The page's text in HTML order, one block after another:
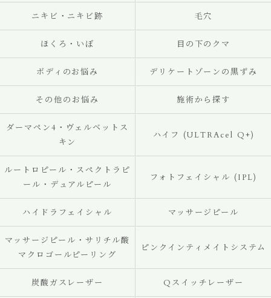
ニキビ・ニキビ跡 毛穴
ほくろ・いぼ 目の下のクマ
ボディのお悩み デリケートゾーンの黒ずみ
その他のお悩み 施術から探す
ダーマペン4・ヴェルベットス
キン
ハイフ (ULTRAcel Q+)
ルートロピール・スペクトラピ
ール・デュアルピール
フォトフェイシャル (IPL)
ハイドラフェイシャル マッサージピール
マッサージピール・サリチル酸
マクロゴールピーリング
ピンクインティメイトシステム
炭酸ガスレーザー Qスイッチレーザー